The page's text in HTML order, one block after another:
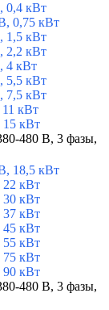
0,4 кВт
0,75 кВт
1,5 кВт
2,2 кВт
4 кВт
5,5 кВт
7,5 кВт
кВт
15 кВт
480 В, 3 фазы,
18,5 кВт
22 кВт
30 кВт
37 кВт
45 кВт
55 кВт
75 кВт
90 кВт
480 В, 3 фазы,